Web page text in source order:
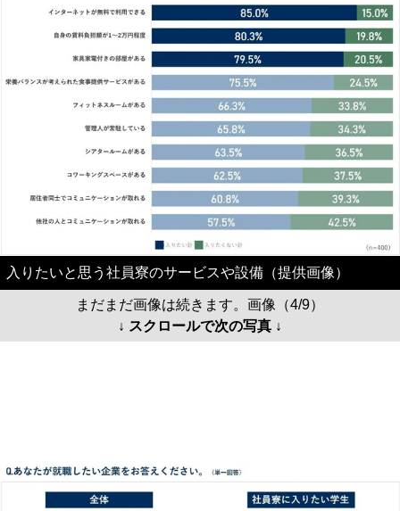
入りたいと思う社員寮のサービスや設備（提供画像）
まだまだ画像は続きます。画像（4/9）
↓ スクロールで次の写真 ↓